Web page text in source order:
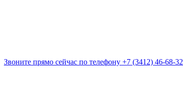
Звоните прямо сейчас по телефону +7 (3412) 46-68-32